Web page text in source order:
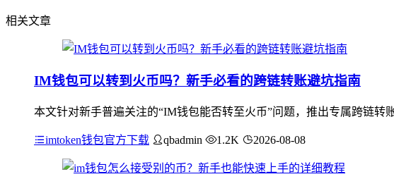
相关文章
IM钱包可以转到火币吗？新手必看的跨链转账避坑指南
本文针对新手普遍关注的“IM钱包能否转至火币”问题，推出专属跨链
imtoken钱包官方下载 qbadmin 1.2K 2026-08-08